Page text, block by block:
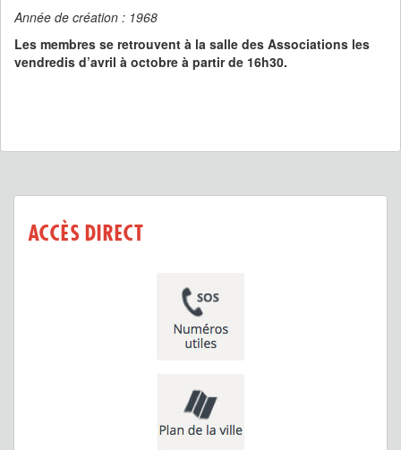
Année de création : 1968
Les membres se retrouvent à la salle des Associations les
vendredis d’avril à octobre à partir de 16h30.
ACCÈS DIRECT